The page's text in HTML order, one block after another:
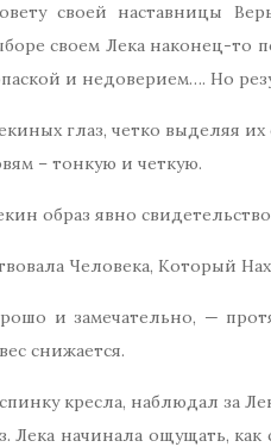
своей наставницы
своем Лека наконец-
и недоверием…. Но
глаз, четко выделяя
– тонкую и четкую.
образ явно
Человека, Который
и замечательно, —
снижается.
кресла, наблюдал за
Лека начинала ощущать,